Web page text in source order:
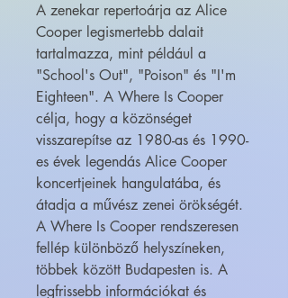
A zenekar repertoárja az Alice
Cooper legismertebb dalait
tartalmazza, mint például a
"School's Out", "Poison" és "I'm
Eighteen". A Where Is Cooper
célja, hogy a közönséget
visszarepítse az 1980-as és 1990-
es évek legendás Alice Cooper
koncertjeinek hangulatába, és
átadja a művész zenei örökségét.
A Where Is Cooper rendszeresen
fellép különböző helyszíneken,
többek között Budapesten is. A
legfrissebb információkat és